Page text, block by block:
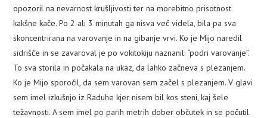
opozoril na nevarnost krušljivosti ter na morebitno prisotnost
kakšne kače. Po 2 ali 3 minutah ga nisva več videla, bila pa sva
skoncentrirana na varovanje in na gibanje vrvi. Ko je Mijo naredil
sidrišče in se zavaroval je po vokitokiju naznanil: “podri varovanje”.
To sva storila in počakala na ukaz, da lahko začneva s plezanjem.
Ko je Mijo sporočil, da sem varovan sem začel s plezanjem. V glavi
sem imel izkušnjo iz Raduhe kjer nisem bil kos steni, kaj šele
težavnosti. A sem imel po parih metrih dober občutek in se počutil